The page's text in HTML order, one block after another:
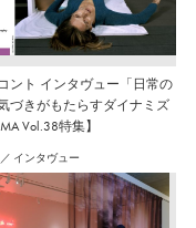
ント インタヴュー「日常の
づきがもたらすダイナミズ
Vol.38特集】
／ インタヴュー